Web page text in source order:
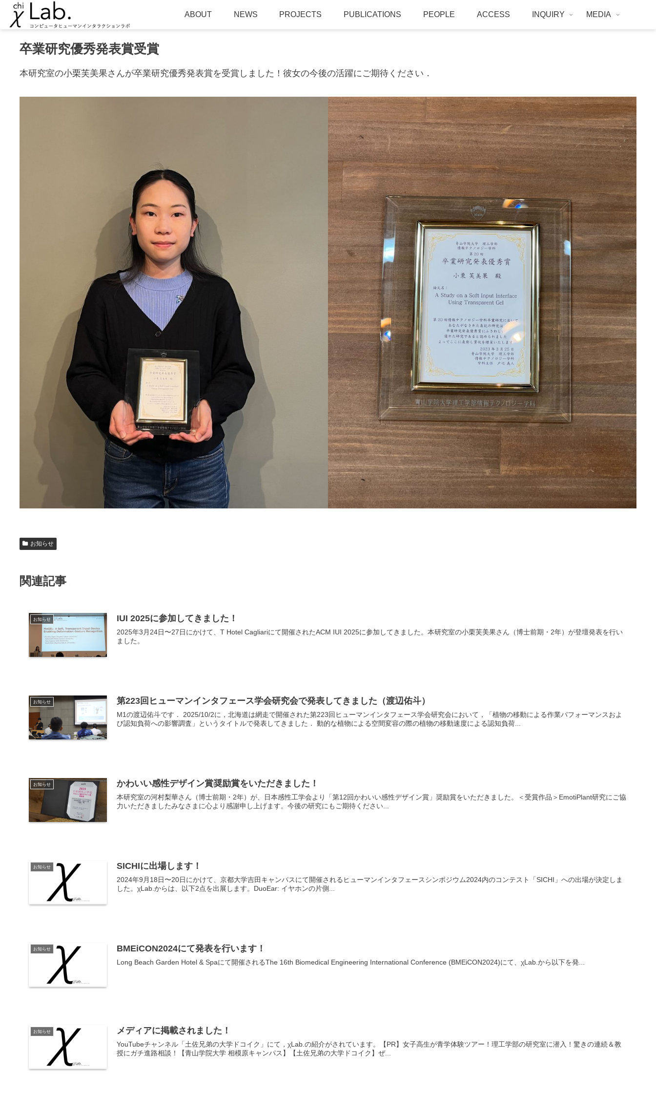
ABOUT NEWS PROJECTS PUBLICATIONS PEOPLE ACCESS INQUIRY MEDIA
卒業研究優秀発表賞受賞
本研究室の小栗芙美果さんが卒業研究優秀発表賞を受賞しました！彼女の今後の活躍にご期待ください．
お知らせ
関連記事
お知らせ IUI 2025に参加してきました！
2025年3月24日〜27日にかけて、T Hotel Cagliariにて開催されたACM IUI 2025に参加してきました。本研究室の小栗芙美果さん（博士前期・2年）が登壇発表を行い
ました。
お知らせ 第223回ヒューマンインタフェース学会研究会で発表してきました（渡辺佑斗）
M1の渡辺佑斗です． 2025/10/2に，北海道は網走で開催された第223回ヒューマンインタフェース学会研究会において，「植物の移動による作業パフォーマンスおよ
び認知負荷への影響調査」というタイトルで発表してきました． 動的な植物による空間変容の際の植物の移動速度による認知負荷...
お知らせ かわいい感性デザイン賞奨励賞をいただきました！
本研究室の河村梨華さん（博士前期・2年）が、日本感性工学会より「第12回かわいい感性デザイン賞」奨励賞をいただきました。＜受賞作品＞EmotiPlant研究にご協
力いただきましたみなさまに心より感謝申し上げます。今後の研究にもご期待ください...
お知らせ SICHIに出場します！
2024年9月18日〜20日にかけて、京都大学吉田キャンパスにて開催されるヒューマンインタフェースシンポジウム2024内のコンテスト「SICHI」への出場が決定しま
した。χLab.からは、以下2点を出展します。DuoEar: イヤホンの片側...
お知らせ BMEiCON2024にて発表を行います！
Long Beach Garden Hotel & Spaにて開催されるThe 16th Biomedical Engineering International Conference (BMEiCON2024)にて、χLab.から以下を発...
お知らせ メディアに掲載されました！
YouTubeチャンネル「土佐兄弟の大学ドコイク」にて，χLab.の紹介がされています。【PR】女子高生が青学体験ツアー！理工学部の研究室に潜入！驚きの連続＆教
授にガチ進路相談！【青山学院大学 相模原キャンパス】【土佐兄弟の大学ドコイク】ぜ...